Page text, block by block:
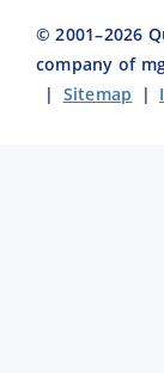
© 2001–2026
company of
| Sitemap |